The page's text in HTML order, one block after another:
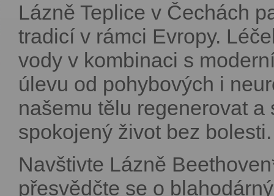
Lázně Teplice v Čechách
tradicí v rámci Evropy.
vody v kombinaci s
úlevu od pohybových i
našemu tělu regenerovat
spokojený život bez bolesti.
Navštivte Lázně
přesvědčte se o